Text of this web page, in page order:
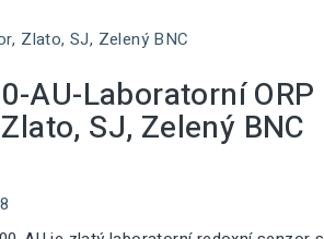
Zlato, SJ, Zelený BNC
AU-Laboratorní ORP
SJ, Zelený BNC